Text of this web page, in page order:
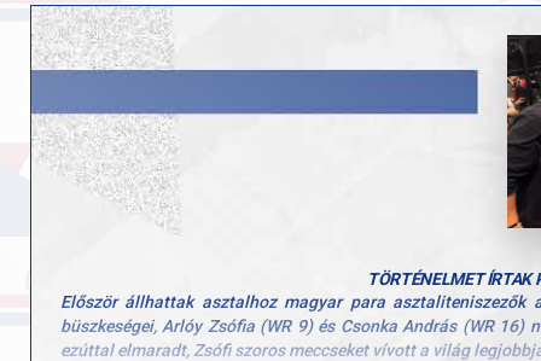
TÖRTÉNELMET ÍRTAK
Először állhattak asztalhoz magyar para asztaliteniszezők
büszkeségei, Arlóy Zsófia (WR 9) és Csonka András (WR
ezúttal elmaradt, Zsófi szoros meccseket vívott a világ